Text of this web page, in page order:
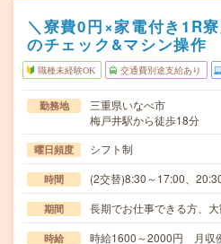
＼寮費0円×家電付き1R
のチェック&マシン操作
職種未経験OK 交通費別途支給あり
勤務地
三重県いなべ市
梅戸井駅から徒歩18分
曜日頻度 シフト制
時間 (2交替)8:30～17:00、
期間 長期でお仕事できる方、大
時給
時給1600～2000円 月収